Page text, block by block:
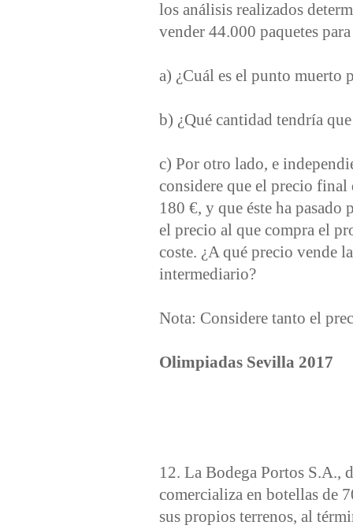
los análisis realizados
vender 44.000 paquetes
a) ¿Cuál es el punto muerto
b) ¿Qué cantidad tendría
c) Por otro lado, e
considere que el precio final
180 €, y que éste ha
el precio al que compra el
coste. ¿A qué precio vende
intermediario?
Nota: Considere tanto el
Olimpiadas Sevilla 2017
12. La Bodega Portos S.A.,
comercializa en botellas de
sus propios terrenos, al